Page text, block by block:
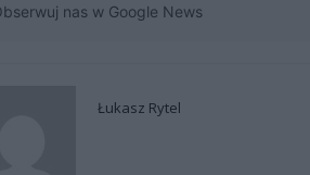
nas w Google News
Łukasz Rytel